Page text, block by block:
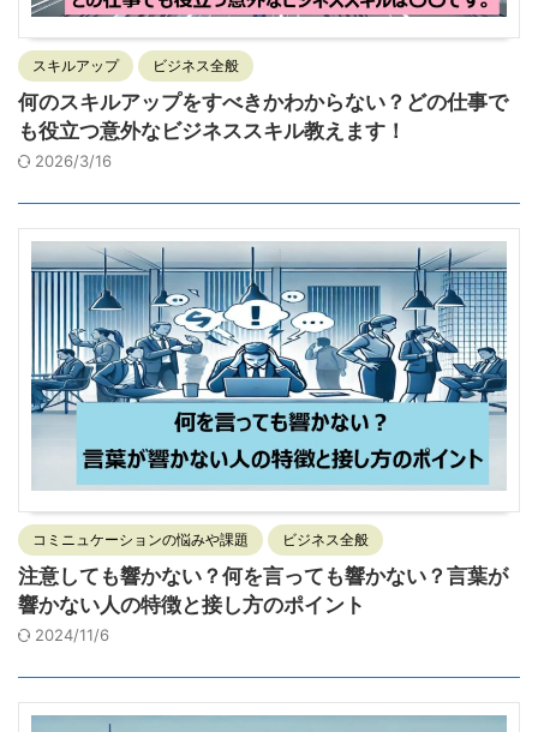
スキルアップ ビジネス全般
何のスキルアップをすべきかわからない？どの仕事で
も役立つ意外なビジネススキル教えます！
2026/3/16
コミニュケーションの悩みや課題 ビジネス全般
注意しても響かない？何を言っても響かない？言葉が
響かない人の特徴と接し方のポイント
2024/11/6